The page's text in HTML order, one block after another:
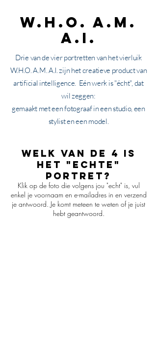
W.h.o. a.m.
a.i.
Drie van de vier portretten van het vierluik
W.H.O. A.M. A.I. zijn het creatieve product van
artificial intelligence. Eén werk is "écht", dat
wil zeggen:
gemaakt met een fotograaf in een studio, een
stylist en een model.
welk van de 4 is
het "echte"
portret?
Klik op de foto die volgens jou "echt" is, vul
enkel je voornaam en e-mailadres in en verzend
je antwoord. Je komt meteen te weten of je juist
hebt geantwoord.